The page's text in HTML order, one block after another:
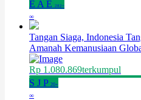
E A E 282+
∞
Tangan Siaga, Indonesia
Amanah Kemanusiaan
Rp 1.080.869terkumpul
S J P 20+
∞